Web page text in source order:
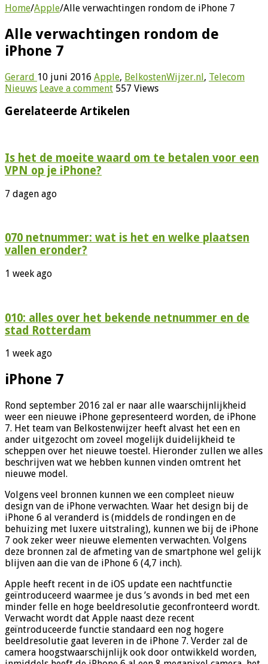
Home/Apple/Alle verwachtingen rondom de iPhone 7
Alle verwachtingen rondom de
iPhone 7
Gerard 10 juni 2016 Apple, BelkostenWijzer.nl, Telecom
Nieuws Leave a comment 557 Views
Gerelateerde Artikelen
Is het de moeite waard om te betalen voor een
VPN op je iPhone?
7 dagen ago
070 netnummer: wat is het en welke plaatsen
vallen eronder?
1 week ago
010: alles over het bekende netnummer en de
stad Rotterdam
1 week ago
iPhone 7
Rond september 2016 zal er naar alle waarschijnlijkheid
weer een nieuwe iPhone gepresenteerd worden, de iPhone
7. Het team van Belkostenwijzer heeft alvast het een en
ander uitgezocht om zoveel mogelijk duidelijkheid te
scheppen over het nieuwe toestel. Hieronder zullen we alles
beschrijven wat we hebben kunnen vinden omtrent het
nieuwe model.
Volgens veel bronnen kunnen we een compleet nieuw
design van de iPhone verwachten. Waar het design bij de
iPhone 6 al veranderd is (middels de rondingen en de
behuizing met luxere uitstraling), kunnen we bij de iPhone
7 ook zeker weer nieuwe elementen verwachten. Volgens
deze bronnen zal de afmeting van de smartphone wel gelijk
blijven aan die van de iPhone 6 (4,7 inch).
Apple heeft recent in de iOS update een nachtfunctie
geïntroduceerd waarmee je dus ’s avonds in bed met een
minder felle en hoge beeldresolutie geconfronteerd wordt.
Verwacht wordt dat Apple naast deze recent
geïntroduceerde functie standaard een nog hogere
beeldresolutie gaat leveren in de iPhone 7. Verder zal de
camera hoogstwaarschijnlijk ook door ontwikkeld worden,